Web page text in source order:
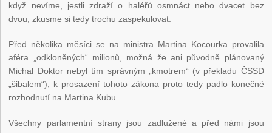
když nevíme, jestli zdraží o haléřů osmnáct nebo dvacet bez
dvou, zkusme si tedy trochu zaspekulovat.
Před několika měsíci se na ministra Martina Kocourka provalila
aféra „odkloněných“ milionů, možná že ani původně plánovaný
Michal Doktor nebyl tím správným „kmotrem“ (v překladu ČSSD
„šibalem“), k prosazení tohoto zákona proto tedy padlo konečné
rozhodnutí na Martina Kubu.
Všechny parlamentní strany jsou zadlužené a před námi jsou